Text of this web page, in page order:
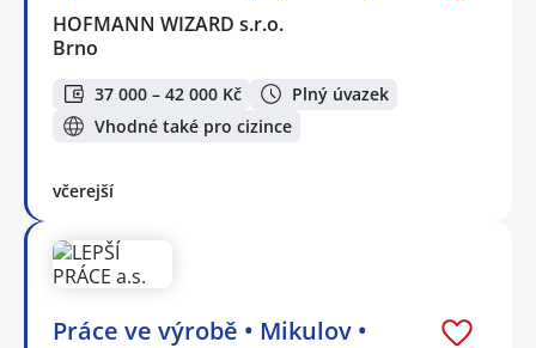
HOFMANN WIZARD s.r.o.
Brno
37 000 – 42 000 Kč
Plný úvazek
Vhodné také pro cizince
včerejší
Práce ve výrobě • Mikulov •